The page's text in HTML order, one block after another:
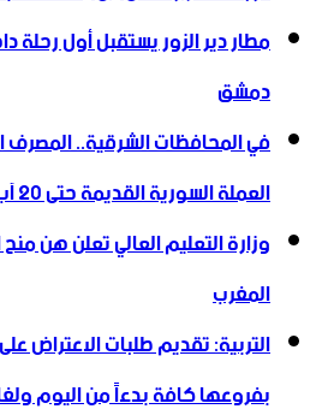
مطار دير الزور يستقبل أول رحلة
دمشق
في المحافظات الشرقية..
العملة السورية القديمة حتى 20 آب
وزارة التعليم العالي تعلن هن
المغرب
التربية: تقديم طلبات الاعتراض
بفروعها كافة ‏بدءاً من اليوم